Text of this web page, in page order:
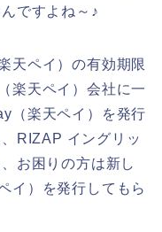
ですよね～♪
天ペイ）の有効期限
楽天ペイ）会社に一
（楽天ペイ）を発行
RIZAP イングリッ
お困りの方は新し
イ）を発行してもら